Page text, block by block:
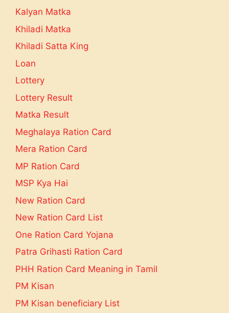
Kalyan Matka
Khiladi Matka
Khiladi Satta King
Loan
Lottery
Lottery Result
Matka Result
Meghalaya Ration Card
Mera Ration Card
MP Ration Card
MSP Kya Hai
New Ration Card
New Ration Card List
One Ration Card Yojana
Patra Grihasti Ration Card
PHH Ration Card Meaning in Tamil
PM Kisan
PM Kisan beneficiary List